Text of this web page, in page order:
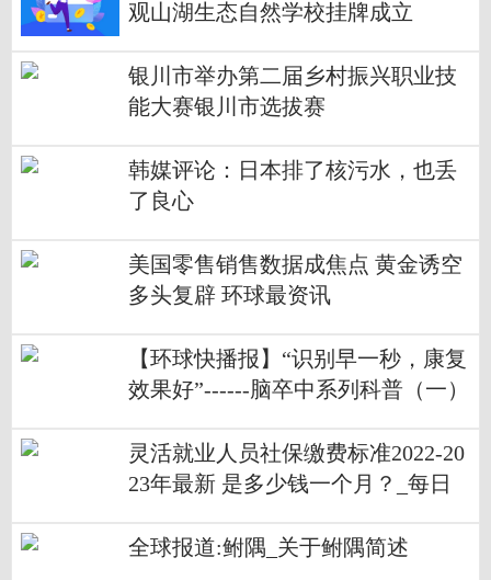
观山湖生态自然学校挂牌成立
银川市举办第二届乡村振兴职业技
能大赛银川市选拔赛
韩媒评论：日本排了核污水，也丢
了良心
美国零售销售数据成焦点 黄金诱空
多头复辟 环球最资讯
【环球快播报】“识别早一秒，康复
效果好”------脑卒中系列科普（一）
灵活就业人员社保缴费标准2022-20
23年最新 是多少钱一个月？_每日
全球报道:鲋隅_关于鲋隅简述